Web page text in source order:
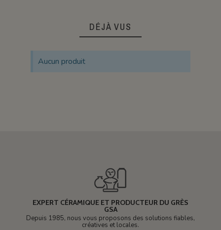
DÉJÀ VUS
Aucun produit
EXPERT CÉRAMIQUE ET PRODUCTEUR DU GRÈS
GSA
Depuis 1985, nous vous proposons des solutions fiables,
créatives et locales.